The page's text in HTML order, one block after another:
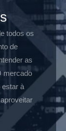
todos os
de
as
mercado
estar à